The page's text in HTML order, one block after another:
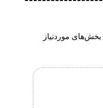
بخش‌های موردنیاز